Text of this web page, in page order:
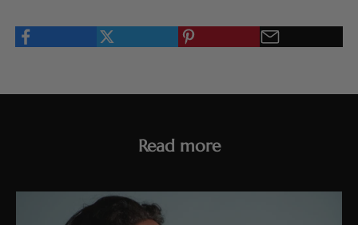
Read more